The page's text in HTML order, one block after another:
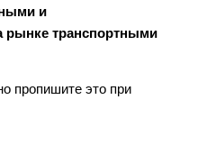
и
рынке транспортными
пропишите это при